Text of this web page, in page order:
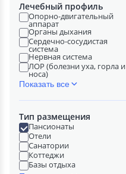
Лечебный профиль
Опорно-двигательный
аппарат
Органы дыхания
Сердечно-сосудистая
система
Нервная система
ЛОР (болезни уха, горла и
носа)
Показать все
Тип размещения
Пансионаты
Отели
Санатории
Коттеджи
Базы отдыха